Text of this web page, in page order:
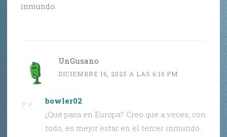
inmundo.
UnGusano
DICIEMBRE 16, 2025 A LAS 6:16 PM
bowler02:
¿Qué pasa en Europa? Creo que a veces, con
todo, es mejor estar en el tercer inmundo.